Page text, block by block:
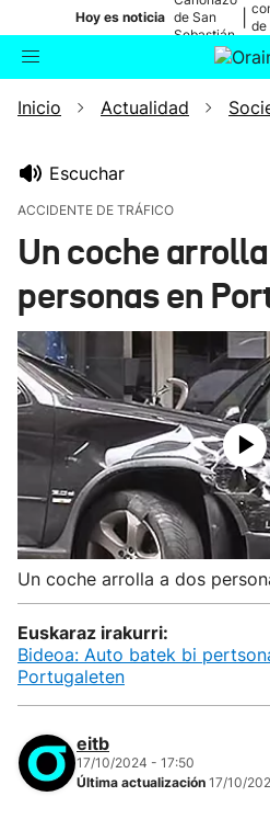
Hoy es noticia de San
Sebastián
de
Buscador
Inicio Actualidad
Escuchar
ACCIDENTE DE TRÁFICO
Un coche
personas en
Un coche arrolla a dos
Euskaraz irakurri:
Bideoa: Auto batek bi
Portugaleten
eitb
17/10/2024 - 17:50
Última actualización 17/10/